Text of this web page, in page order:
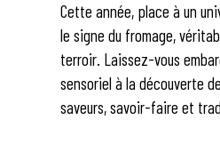
Cette année, place à un
le signe du fromage,
terroir. Laissez-vous
sensoriel à la découverte
saveurs, savoir-faire et